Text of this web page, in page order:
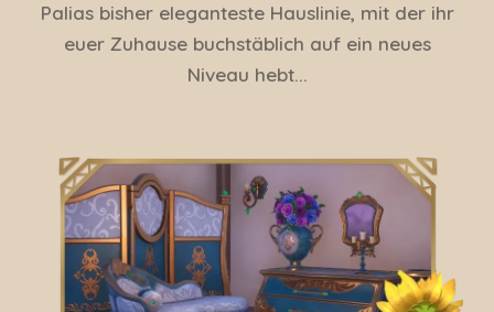
Palias bisher eleganteste Hauslinie, mit der ihr
euer Zuhause buchstäblich auf ein neues
Niveau hebt...